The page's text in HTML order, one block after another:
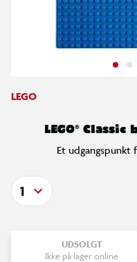
LEGO
LEGO®
Et
1
UDSOLGT
Ikke på lager online